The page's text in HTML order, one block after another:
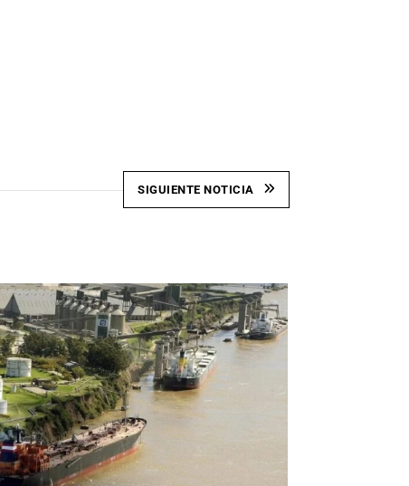
SIGUIENTE NOTICIA